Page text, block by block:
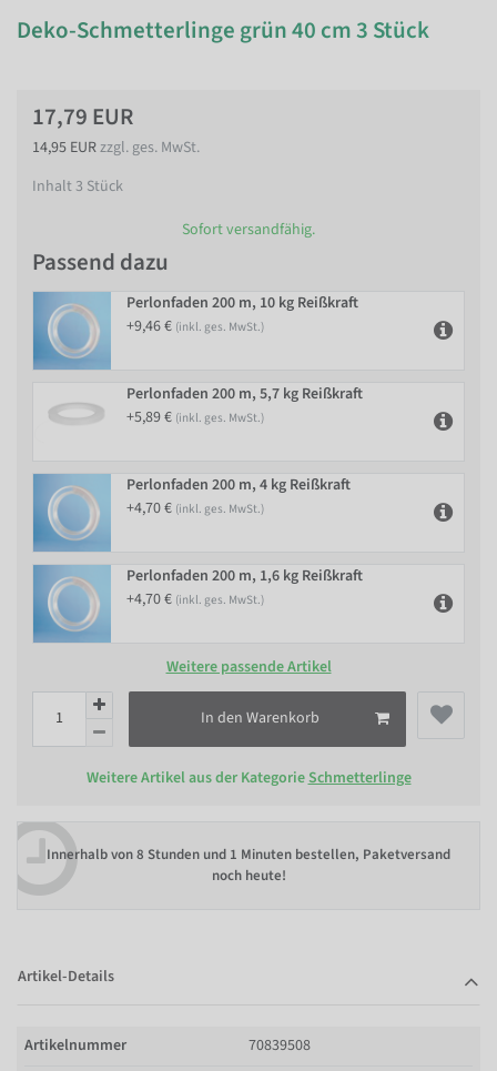
Deko-Schmetterlinge grün 40 cm 3 Stück
17,79 EUR
14,95 EURzzgl. ges. MwSt.
Inhalt3 Stück
Sofort versandfähig.
Passend dazu
Perlonfaden 200 m, 10 kg Reißkraft
+9,46 € (inkl. ges. MwSt.)
Perlonfaden 200 m, 5,7 kg Reißkraft
+5,89 € (inkl. ges. MwSt.)
Perlonfaden 200 m, 4 kg Reißkraft
+4,70 € (inkl. ges. MwSt.)
Perlonfaden 200 m, 1,6 kg Reißkraft
+4,70 € (inkl. ges. MwSt.)
Weitere passende Artikel
In den Warenkorb
Weitere Artikel aus der KategorieSchmetterlinge
Innerhalb von8 Stunden und 1 Minuten bestellen, Paketversand
noch heute!
Artikel-Details
Artikelnummer
70839508